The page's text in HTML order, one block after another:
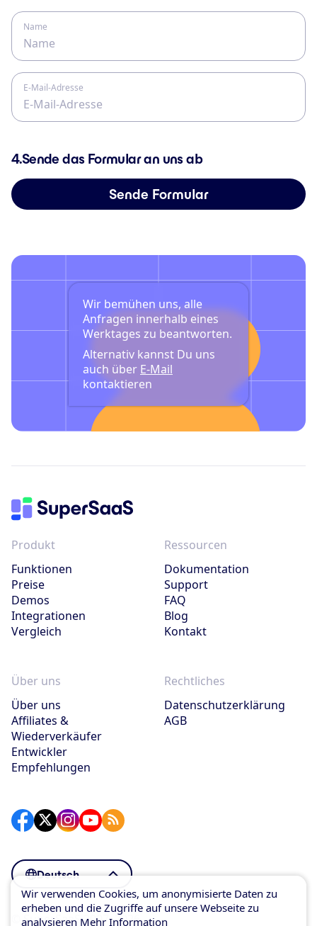
Name
E-Mail-Adresse
4.Sende das Formular an uns ab
Sende Formular
Wir bemühen uns, alle
Anfragen innerhalb eines
Werktages zu beantworten.
Alternativ kannst Du uns
auch über E-Mail
kontaktieren
Maxime
Wir verwenden Cookies, um anonymisierte Daten zu
erheben und die Zugriffe auf unsere Webseite zu
analysieren Mehr Information
Produkt
Funktionen
Preise
Demos
Integrationen
Vergleich
Ressourcen
Dokumentation
Support
FAQ
Blog
Kontakt
Über uns
Über uns
Affiliates &
Wiederverkäufer
Entwickler
Empfehlungen
Rechtliches
Datenschutzerklärung
AGB
Deutsch
© SuperSaaS 2007–2026